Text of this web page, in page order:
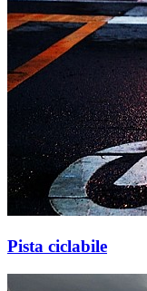
Pista ciclabile